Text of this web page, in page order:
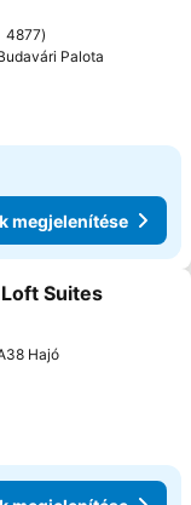
4877
Palota
megjelenítése
a kedvencekhez
Suites
Hajó